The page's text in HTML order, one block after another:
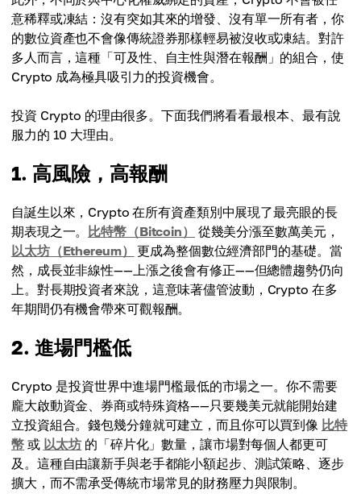
意稀釋或凍結：沒有突如其來的增發、沒有單一所有者，你
的數位資產也不會像傳統證券那樣輕易被沒收或凍結。對許
多人而言，這種「可及性、自主性與潛在報酬」的組合，使
Crypto 成為極具吸引力的投資機會。
投資 Crypto 的理由很多。下面我們將看看最根本、最有說
服力的 10 大理由。
1. 高風險，高報酬
自誕生以來，Crypto 在所有資產類別中展現了最亮眼的長
期表現之一。
比特幣（Bitcoin）
從幾美分漲至數萬美元，
以太坊（Ethereum） 更成為整個數位經濟部門的基礎。當
然，成長並非線性——上漲之後會有修正——但總體趨勢仍向
上。對長期投資者來說，這意味著儘管波動，Crypto 在多
年期間仍有機會帶來可觀報酬。
2. 進場門檻低
Crypto 是投資世界中進場門檻最低的市場之一。你不需要
龐大啟動資金、券商或特殊資格——只要幾美元就能開始建
立投資組合。錢包幾分鐘就可建立，而且你可以買到像 比特
幣或 以太坊 的「碎片化」數量，讓市場對每個人都更可
及。這種自由讓新手與老手都能小額起步、測試策略、逐步
擴大，而不需承受傳統市場常見的財務壓力與限制。